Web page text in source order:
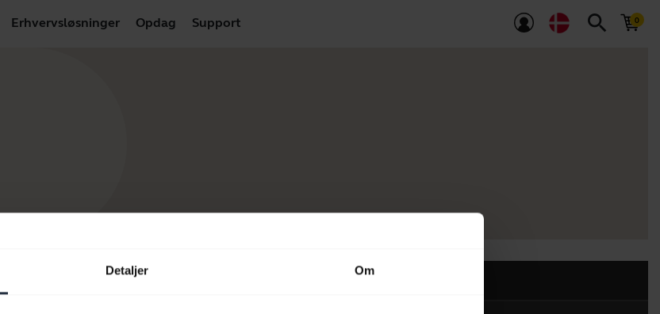
Detaljer Om
Erhvervsløsninger Opdag Support search